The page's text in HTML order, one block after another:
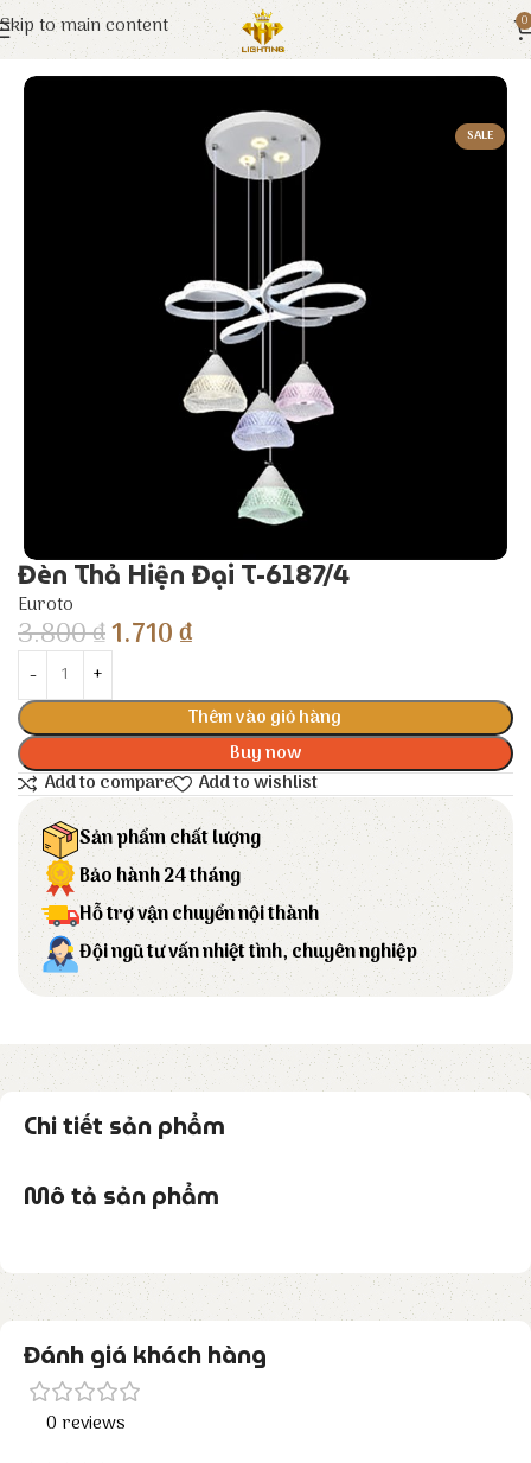
Skip to main content 0
Trang chủ Euroto Đèn Trang Trí
SALE
Đèn Thả Hiện Đại T-6187/4
Euroto
3.800₫1.710₫
Thêm vào giỏ hàng
Buy now
Add to compare
Add to wishlist
Sản phẩm chất lượng
Bảo hành 24 tháng
Hỗ trợ vận chuyển nội thành
Đội ngũ tư vấn nhiệt tình, chuyên nghiệp
Chi tiết sản phẩm
Mô tả sản phẩm
Đánh giá khách hàng
0 reviews